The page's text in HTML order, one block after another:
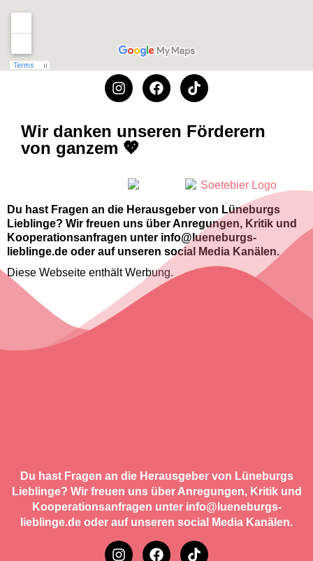
Wir danken unseren Förderern
von ganzem 💖
Du hast Fragen an die Herausgeber von Lüneburgs
Lieblinge? Wir freuen uns über Anregungen, Kritik und
Kooperationsanfragen unter info@lueneburgs-
lieblinge.de oder auf unseren social Media Kanälen.
Diese Webseite enthält Werbung.
Du hast Fragen an die Herausgeber von Lüneburgs
Lieblinge? Wir freuen uns über Anregungen, Kritik und
Kooperationsanfragen unter info@lueneburgs-
lieblinge.de oder auf unseren social Media Kanälen.